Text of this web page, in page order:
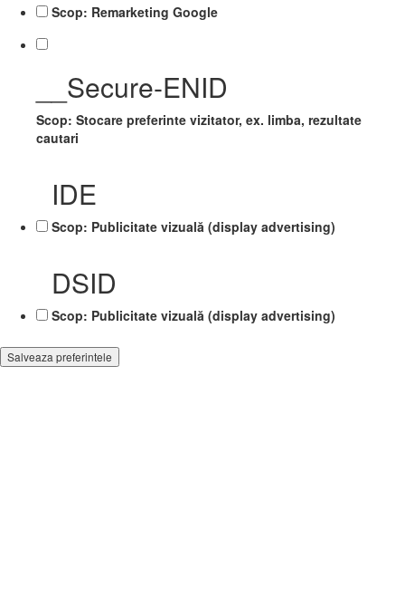
Scop: Remarketing Google
__Secure-ENID
Scop: Stocare preferinte vizitator, ex. limba, rezultate
cautari
IDE
Scop: Publicitate vizuală (display advertising)
DSID
Scop: Publicitate vizuală (display advertising)
Salveaza preferintele